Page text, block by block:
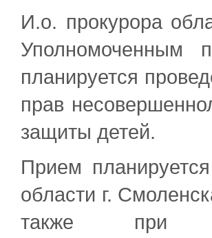
И.о. прокурора
Уполномоченным
планируется
прав
защиты детей.
Прием
области г.
также при